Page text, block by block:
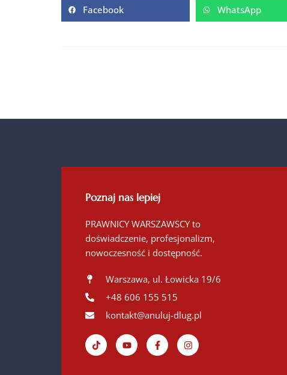
Facebook WhatsApp
Poznaj nas lepiej
PRAWNICY WARSZAWSCY to
doświadczenie, profesjonalizm,
nowoczesność i dostępność.
Warszawa, ul. Łowicka 19/6
+48 606 155 515
kontakt@anuluj-dlug.pl